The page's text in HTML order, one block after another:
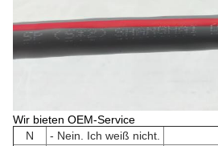
Wir bieten OEM-Service
N
- Nein. Ich weiß nicht.